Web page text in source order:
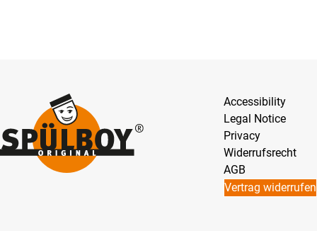
Accessibility
Legal Notice
Privacy
Widerrufsrecht
AGB
Vertrag widerrufen